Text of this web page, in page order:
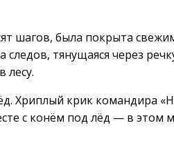
шагов, была покрыта
тянущаяся через
лесу.
Хриплый крик командира
с конём под лёд — в этом